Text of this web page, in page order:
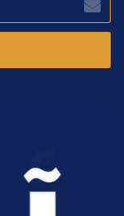
بريدك
الإلكتروني